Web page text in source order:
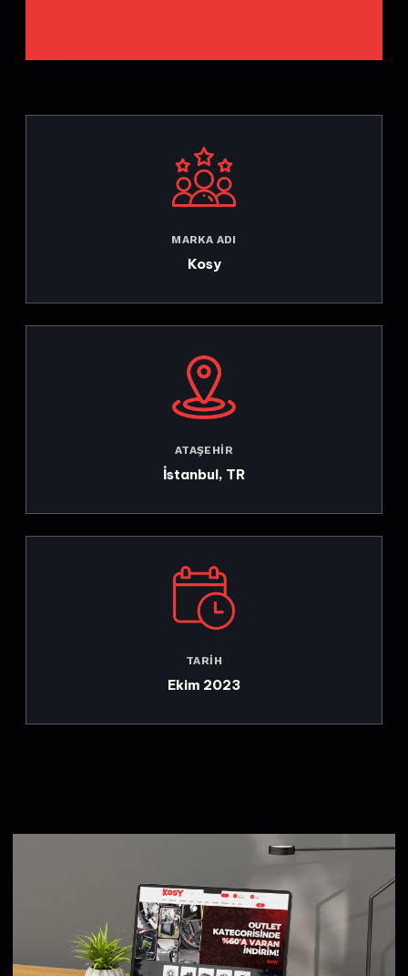
MARKA ADI
Kosy
ATAŞEHIR
İstanbul, TR
TARIH
Ekim 2023